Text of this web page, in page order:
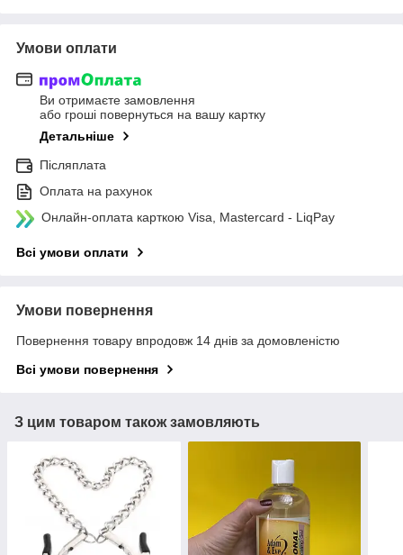
Умови оплати
Ви отримаєте замовлення
або гроші повернуться на вашу картку
Детальніше
Післяплата
Оплата на рахунок
Онлайн-оплата карткою Visa, Mastercard - LiqPay
Всі умови оплати
Умови повернення
Повернення товару впродовж 14 днів за домовленістю
Всі умови повернення
З цим товаром також замовляють